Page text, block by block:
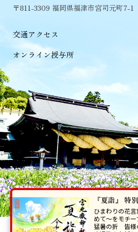
〒811-3309 福岡県福津市宮司元町7-1
交通アクセス
オンライン授与所
当ホームページで掲載の写真・イラスト等を
『夏詣』 特
ひまわりの花
めて〜をモチー
猛暑の折 皆様